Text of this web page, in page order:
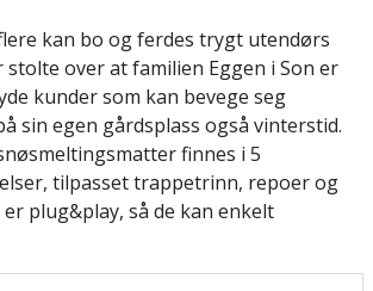
kan bo og ferdes trygt utendørs
stolte over at familien Eggen i Son er
kunder som kan bevege seg
sin egen gårdsplass også vinterstid.
finnes i 5
tilpasset trappetrinn, repoer og
plug&play, så de kan enkelt